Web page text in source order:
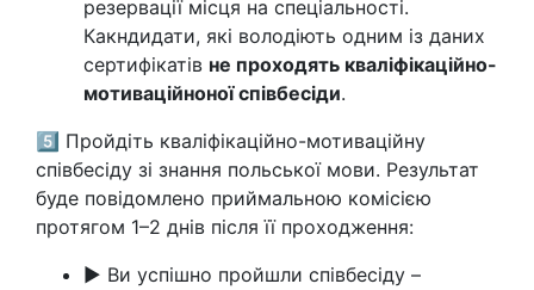
резервації місця на спеціальності.
Какндидати, які володіють одним із даних
сертифікатів не проходять кваліфікаційно-
мотиваційноної співбесіди.
5️⃣ Пройдіть кваліфікаційно-мотиваційну
співбесіду зі знання польської мови. Результат
буде повідомлено приймальною комісією
протягом 1–2 днів після її проходження:
► Ви успішно пройшли співбесіду –